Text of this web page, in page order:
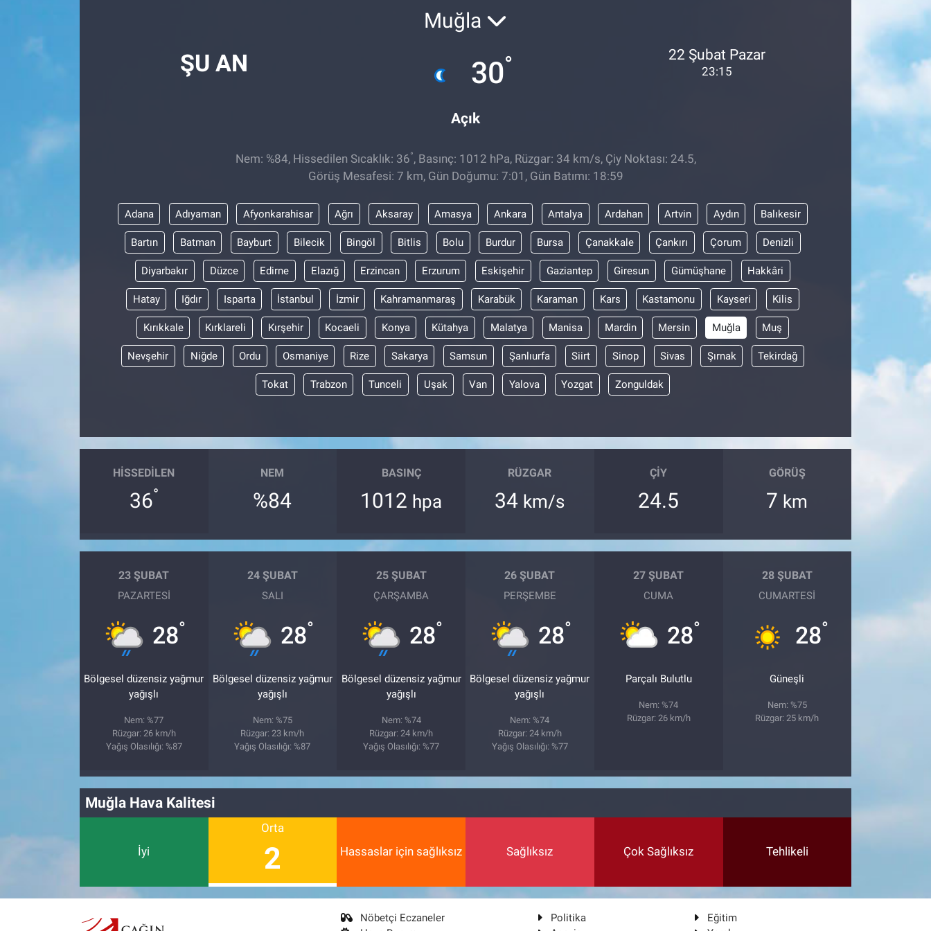
ŞU AN
Muğla
30°
Açık
22 Şubat Pazar
23:15
Nem: %84, Hissedilen Sıcaklık: 36°, Basınç: 1012 hPa, Rüzgar: 34 km/s, Çiy Noktası: 24.5,
Görüş Mesafesi: 7 km, Gün Doğumu: 7:01, Gün Batımı: 18:59
Adana Adıyaman Afyonkarahisar Ağrı Aksaray Amasya Ankara Antalya Ardahan Artvin Aydın Balıkesir
Bartın Batman Bayburt Bilecik Bingöl Bitlis Bolu Burdur Bursa Çanakkale Çankırı Çorum Denizli
Diyarbakır Düzce Edirne Elazığ Erzincan Erzurum Eskişehir Gaziantep Giresun Gümüşhane Hakkâri
Hatay Iğdır Isparta İstanbul İzmir Kahramanmaraş Karabük Karaman Kars Kastamonu Kayseri Kilis
Kırıkkale Kırklareli Kırşehir Kocaeli Konya Kütahya Malatya Manisa Mardin Mersin Muğla Muş
Nevşehir Niğde Ordu Osmaniye Rize Sakarya Samsun Şanlıurfa Siirt Sinop Sivas Şırnak Tekirdağ
Tokat Trabzon Tunceli Uşak Van Yalova Yozgat Zonguldak
HISSEDILEN
36°
NEM
%84
BASINÇ
1012 hpa
RÜZGAR
34 km/s
ÇIY
24.5
GÖRÜŞ
7 km
23 ŞUBAT
PAZARTESI
28°
Bölgesel düzensiz yağmur
yağışlı
Nem: %77
Rüzgar: 26 km/h
Yağış Olasılığı: %87
24 ŞUBAT
SALI
28°
Bölgesel düzensiz yağmur
yağışlı
Nem: %75
Rüzgar: 23 km/h
Yağış Olasılığı: %87
25 ŞUBAT
ÇARŞAMBA
28°
Bölgesel düzensiz yağmur
yağışlı
Nem: %74
Rüzgar: 24 km/h
Yağış Olasılığı: %77
26 ŞUBAT
PERŞEMBE
28°
Bölgesel düzensiz yağmur
yağışlı
Nem: %74
Rüzgar: 24 km/h
Yağış Olasılığı: %77
27 ŞUBAT
CUMA
28°
Parçalı Bulutlu
Nem: %74
Rüzgar: 26 km/h
28 ŞUBAT
CUMARTESI
28°
Güneşli
Nem: %75
Rüzgar: 25 km/h
Muğla Hava Kalitesi
İyi
Orta
2 Hassaslar için sağlıksız Sağlıksız Çok Sağlıksız Tehlikeli
Nöbetçi Eczaneler
Politika
Eğitim